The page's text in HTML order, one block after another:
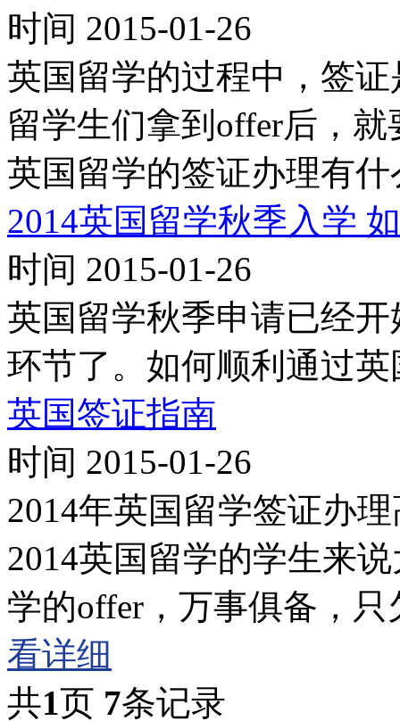
时间 2015-01-26
英国留学的过程中，签
留学生们拿到offer后，
英国留学的签证办理有
2014英国留学秋季入学
时间 2015-01-26
英国留学秋季申请已经
环节了。如何顺利通过
英国签证指南
时间 2015-01-26
2014年英国留学签证办
2014英国留学的学生来
学的offer，万事俱备，
看详细
共1页 7条记录